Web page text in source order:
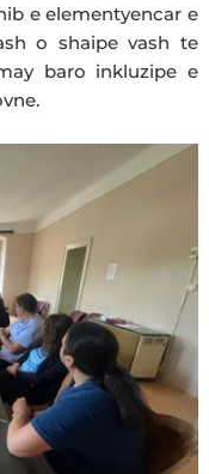
e elementyencar e
o shaipe vash te
baro inkluzipe e